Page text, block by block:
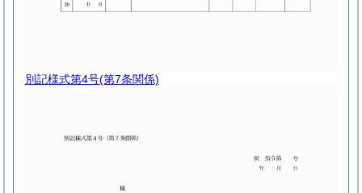
別記様式第4号(第7条関係)